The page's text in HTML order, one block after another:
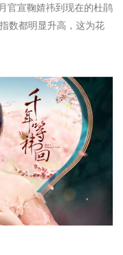
官宣鞠婧祎到现在的杜鹃
数都明显升高，这为花